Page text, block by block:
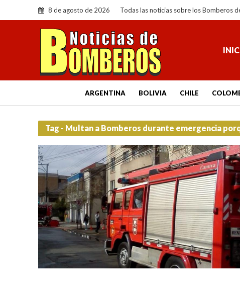
8 de agosto de 2026 Todas las noticias sobre los Bomberos
ARGENTINA BOLIVIA CHILE
Tag - Multan a Bomberos durante emergencia